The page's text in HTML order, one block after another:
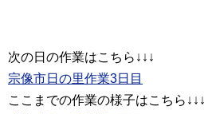
宗像市日の里作業3日目